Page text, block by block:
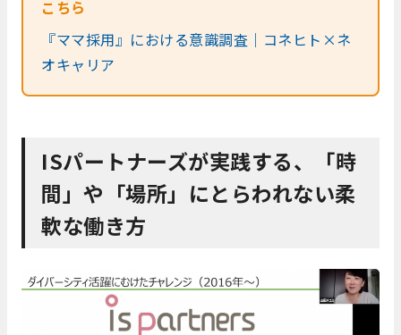
こちら
『ママ採用』における意識調査｜コネヒト×ネ
オキャリア
ISパートナーズが実践する、「時
間」や「場所」にとらわれない柔
軟な働き方